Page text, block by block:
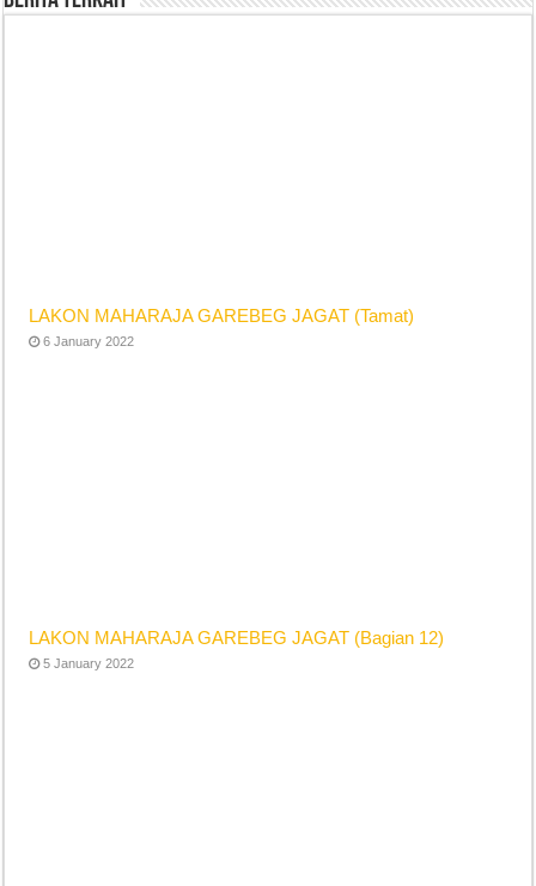
LAKON MAHARAJA GAREBEG JAGAT (Tamat)
6 January 2022
LAKON MAHARAJA GAREBEG JAGAT (Bagian 12)
5 January 2022